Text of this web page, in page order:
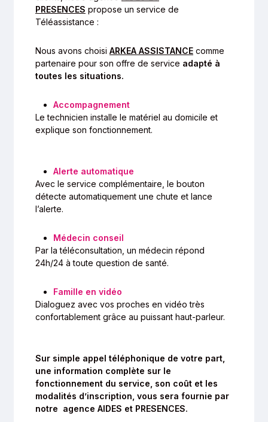
PRESENCES propose un service de
Téléassistance :
Nous avons choisi ARKEA ASSISTANCEcomme
partenaire pour son offre de service adapté à
toutes les situations.
Accompagnement
Le technicien installe le matériel au domicile et
explique son fonctionnement.
Alerte automatique
Avec le service complémentaire, le bouton
détecte automatiquement une chute et lance
l’alerte.
Médecin conseil
Par la téléconsultation, un médecin répond
24h/24 à toute question de santé.
Famille en vidéo
Dialoguez avec vos proches en vidéo très
confortablement grâce au puissant haut-parleur.
Sur simple appel téléphonique de votre part,
une information complète sur le
fonctionnement du service, son coût et les
modalités d’inscription, vous sera fournie par
notre agence AIDES et PRESENCES.